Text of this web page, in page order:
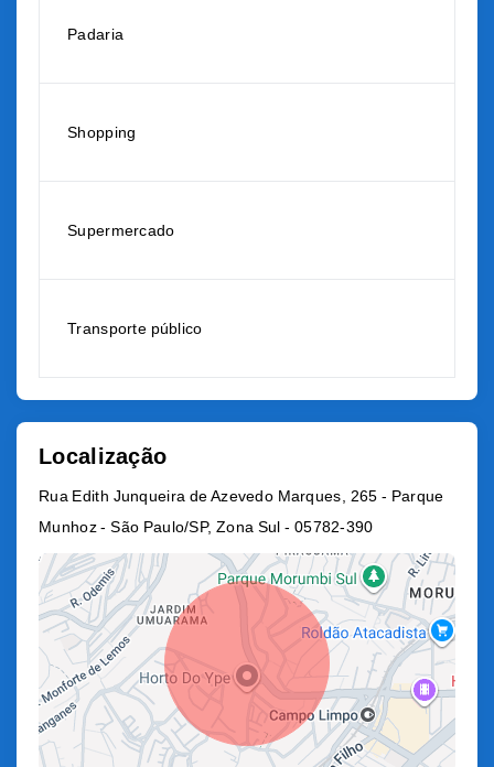
Padaria
Shopping
Supermercado
Transporte público
Localização
Rua Edith Junqueira de Azevedo Marques, 265 - Parque
Munhoz - São Paulo/SP, Zona Sul - 05782-390